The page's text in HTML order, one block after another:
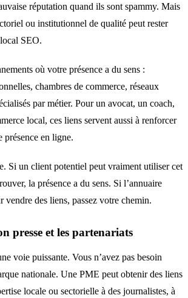
réputation quand ils sont spammy. Mais
ou institutionnel de qualité peut rester
SEO.
où votre présence a du sens :
chambres de commerce, réseaux
par métier. Pour un avocat, un coach,
local, ces liens servent aussi à renforcer
présence en ligne.
Si un client potentiel peut vraiment utiliser cet
la présence a du sens. Si l’annuaire
vendre des liens, passez votre chemin.
presse et les partenariats
voie puissante. Vous n’avez pas besoin
nationale. Une PME peut obtenir des liens
locale ou sectorielle à des journalistes, à